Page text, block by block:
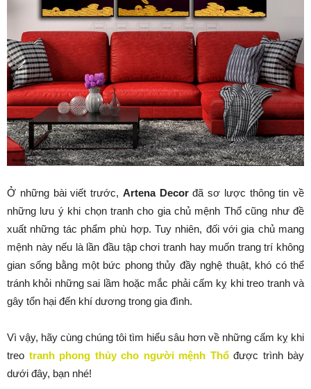
Ở những bài viết trước, Artena Decorđã sơ lược thông tin về
những lưu ý khi chọn tranh cho gia chủ mệnh Thổ cũng như đề
xuất những tác phẩm phù hợp. Tuy nhiên, đối với gia chủ mang
mệnh này nếu là lần đầu tập chơi tranh hay muốn trang trí không
gian sống bằng một bức phong thủy đầy nghệ thuật, khó có thể
tránh khỏi những sai lầm hoặc mắc phải cấm kỵ khi treo tranh và
gây tổn hại đến khí dương trong gia đình.
Vì vậy, hãy cùng chúng tôi tìm hiểu sâu hơn về những cấm kỵ khi
treo tranh phong thủy cho người mệnh Thổđược trình bày
dưới đây, bạn nhé!